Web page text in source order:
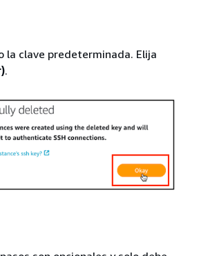
la clave predeterminada. Elija
.